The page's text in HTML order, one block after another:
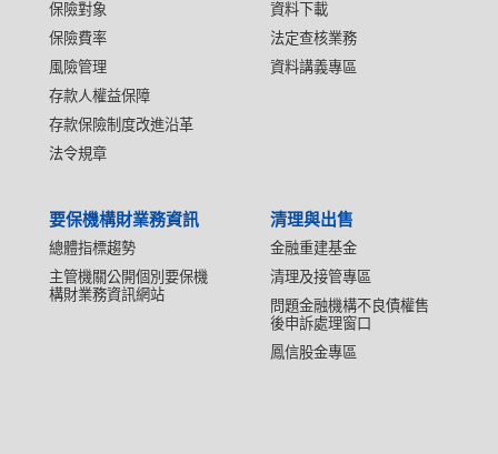
保險對象
保險費率
風險管理
存款人權益保障
存款保險制度改進沿革
法令規章
資料下載
法定查核業務
資料講義專區
要保機構財業務資訊
總體指標趨勢
主管機關公開個別要保機
構財業務資訊網站
清理與出售
金融重建基金
清理及接管專區
問題金融機構不良債權售
後申訴處理窗口
鳳信股金專區